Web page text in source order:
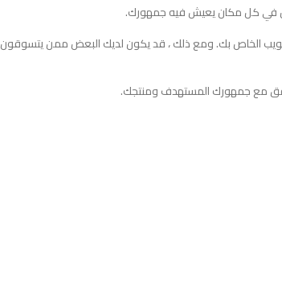
في كل مكان يعيش فيه جمهورك.
الخاص بك. ومع ذلك ، قد يكون لديك البعض ممن يتسوقون
مع جمهورك المستهدف ومنتجك.